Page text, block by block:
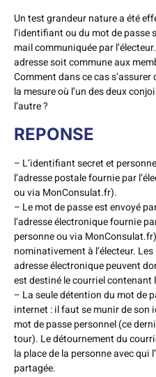
Un test grandeur nature a été
l’identifiant ou du mot de passe
mail communiquée par
adresse soit commune aux
Comment dans ce cas
la mesure où l’un des deux
l’autre ?
REPONSE
– L’identifiant secret et
l’adresse postale fournie par
ou via MonConsulat.fr).
– Le mot de passe est envoyé
l’adresse électronique fournie
personne ou via
nominativement à l’électeur.
adresse électronique peuvent
est destiné le courriel contenant
– La seule détention du mot de
internet : il faut se munir de son
mot de passe personnel (ce
tour). Le détournement du
la place de la personne avec qui
partagée.